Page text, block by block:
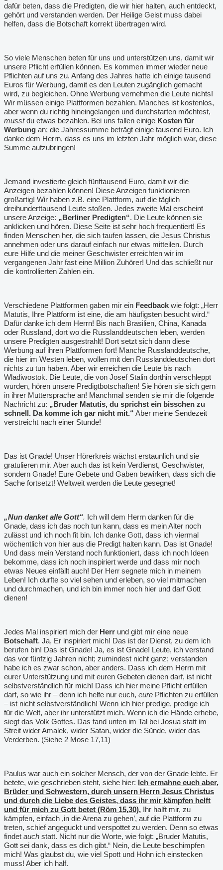
dafür beten, dass die Predigten, die wir hier halten, auch entdeckt,
gehört und verstanden werden. Der Heilige Geist muss dabei
helfen, dass die Botschaft korrekt übertragen wird.
So viele Menschen beten für uns und unterstützen uns, damit wir
unsere Pflicht erfüllen können. Es kommen immer wieder neue
Pflichten auf uns zu. Anfang des Jahres hatte ich einige tausend
Euros für Werbung, damit es den Leuten zugänglich gemacht
wird, zu begleichen. Ohne Werbung vernehmen die Leute nichts!
Wir müssen einige Plattformen bezahlen. Manches ist kostenlos,
aber wenn du richtig hineingelangen und durchstarten möchtest,
musstdu etwas bezahlen. Bei uns fallen einige Kosten für
Werbung an; die Jahressumme beträgt einige tausend Euro. Ich
danke dem Herrn, dass es uns im letzten Jahr möglich war, diese
Summe aufzubringen!
Jemand investierte gleich fünftausend Euro, damit wir die
Anzeigen bezahlen können! Diese Anzeigen funktionieren
großartig! Wir haben z.B. eine Plattform, auf die täglich
dreihunderttausend Leute stoßen. Jedes zweite Mal erscheint
unsere Anzeige: „Berliner Predigten“. Die Leute können sie
anklicken und hören. Diese Seite ist sehr hoch frequentiert! Es
finden Menschen her, die sich taufen lassen, die Jesus Christus
annehmen oder uns darauf einfach nur etwas mitteilen. Durch
eure Hilfe und die meiner Geschwister erreichten wir im
vergangenen Jahr fast eine Million Zuhörer! Und das schließt nur
die kontrollierten Zahlen ein.
Verschiedene Plattformen gaben mir ein Feedback wie folgt: „Herr
Matutis, Ihre Plattform ist eine, die am häufigsten besucht wird.“
Dafür danke ich dem Herrn! Bis nach Brasilien, China, Kanada
oder Russland, dort wo die Russlanddeutschen leben, werden
unsere Predigten ausgestrahlt! Dort setzt sich dann diese
Werbung auf ihren Plattformen fort! Manche Russlanddeutsche,
die hier im Westen leben, wollen mit den Russlanddeutschen dort
nichts zu tun haben. Aber wir erreichen die Leute bis nach
Wladiwostok. Die Leute, die von Josef Stalin dorthin verschleppt
wurden, hören unsere Predigtbotschaften! Sie hören sie sich gern
in ihrer Muttersprache an! Manchmal senden sie mir die folgende
Nachricht zu: „Bruder Matutis, du sprichst ein bisschen zu
schnell. Da komme ich gar nicht mit.“ Aber meine Sendezeit
verstreicht nach einer Stunde!
Das ist Gnade! Unser Hörerkreis wächst erstaunlich und sie
gratulieren mir. Aber auch das ist kein Verdienst, Geschwister,
sondern Gnade! Eure Gebete und Gaben bewirken, dass sich die
Sache fortsetzt! Weltweit werden die Leute gesegnet!
„Nun danket alle Gott“. Ich will dem Herrn danken für die
Gnade, dass ich das noch tun kann, dass es mein Alter noch
zulässt und ich noch fit bin. Ich danke Gott, dass ich viermal
wöchentlich von hier aus die Predigt halten kann. Das ist Gnade!
Und dass mein Verstand noch funktioniert, dass ich noch Ideen
bekomme, dass ich noch inspiriert werde und dass mir noch
etwas Neues einfällt auch! Der Herr segnete mich in meinem
Leben! Ich durfte so viel sehen und erleben, so viel mitmachen
und durchmachen, und ich bin immer noch hier und darf Gott
dienen!
Jedes Mal inspiriert mich der Herr und gibt mir eine neue
Botschaft. Ja, Er inspiriert mich! Das ist der Dienst, zu dem ich
berufen bin! Das ist Gnade! Ja, es ist Gnade! Leute, ich verstand
das vor fünfzig Jahren nicht; zumindest nicht ganz; verstanden
habe ich es zwar schon, aber anders. Dass ich dem Herrn mit
eurer Unterstützung und mit euren Gebeten dienen darf, ist nicht
selbstverständlich für mich! Dass ich hier meine Pflicht erfüllen
darf, so wie ihr – denn ich helfe nur euch, eure Pflichten zu erfüllen
– ist nicht selbstverständlich! Wenn ich hier predige, predige ich
für die Welt, aber ihr unterstützt mich. Wenn ich die Hände erhebe,
siegt das Volk Gottes. Das fand unten im Tal bei Josua statt im
Streit wider Amalek, wider Satan, wider die Sünde, wider das
Verderben. (Siehe 2 Mose 17,11)
Paulus war auch ein solcher Mensch, der von der Gnade lebte. Er
betete, wie geschrieben steht, siehe hier: Ich ermahne euch aber,
Brüder und Schwestern, durch unsern Herrn Jesus Christus
und durch die Liebe des Geistes, dass ihr mir kämpfen helft
und für mich zu Gott betet (Röm 15,30). Ihr halft mir, zu
kämpfen, einfach ,in die Arena zu gehen’, auf die Plattform zu
treten, schief angeguckt und verspottet zu werden. Denn so etwas
findet auch statt. Nicht nur die Worte, wie folgt: „Bruder Matutis,
Gott sei dank, dass es dich gibt.“ Nein, die Leute beschimpfen
mich! Was glaubst du, wie viel Spott und Hohn ich einstecken
muss! Aber ich half.